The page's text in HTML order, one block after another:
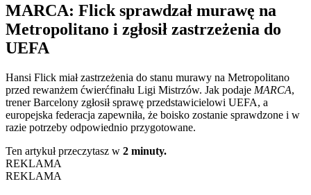
MARCA: Flick sprawdzał murawę na
Metropolitano i zgłosił zastrzeżenia do
UEFA
Hansi Flick miał zastrzeżenia do stanu murawy na Metropolitano
przed rewanżem ćwierćfinału Ligi Mistrzów. Jak podaje MARCA,
trener Barcelony zgłosił sprawę przedstawicielowi UEFA, a
europejska federacja zapewniła, że boisko zostanie sprawdzone i w
razie potrzeby odpowiednio przygotowane.
Ten artykuł przeczytasz w 2 minuty.
REKLAMA
REKLAMA